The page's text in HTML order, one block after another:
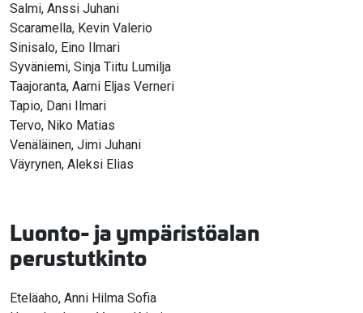
Salmi, Anssi Juhani
Scaramella, Kevin Valerio
Sinisalo, Eino Ilmari
Syväniemi, Sinja Tiitu Lumilja
Taajoranta, Aarni Eljas Verneri
Tapio, Dani Ilmari
Tervo, Niko Matias
Venäläinen, Jimi Juhani
Väyrynen, Aleksi Elias
Luonto- ja ympäristöalan
perustutkinto
Eteläaho, Anni Hilma Sofia